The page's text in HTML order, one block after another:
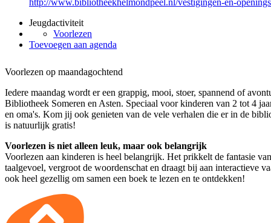
http://www.bibliotheekhelmondpeel.nl/vestigingen-en-
Jeugdactiviteit
Voorlezen
Toevoegen aan agenda
Voorlezen op maandagochtend
Iedere maandag wordt er een grappig, mooi, stoer, spannend of
Bibliotheek Someren en Asten. Speciaal voor kinderen van 2 tot 4
en oma's. Kom jij ook genieten van de vele verhalen die er in de
is natuurlijk gratis!
Voorlezen is niet alleen leuk, maar ook belangrijk
Voorlezen aan kinderen is heel belangrijk. Het prikkelt de fantasie
taalgevoel, vergroot de woordenschat en draagt bij aan interactieve
ook heel gezellig om samen een boek te lezen en te ontdekken!